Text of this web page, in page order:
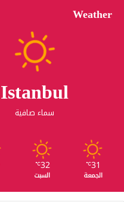
Weather
Istanbul
سماء صافية
31
℃
الجمعة
32
℃
السبت